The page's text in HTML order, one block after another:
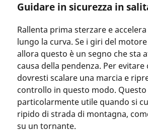
Guidare in sicurezza in
Rallenta prima sterzare e
lungo la curva. Se i giri del
allora questo è un segno che sta
causa della pendenza. Per evitare
dovresti scalare una marcia e
controllo in questo modo.
particolarmente utile quando si
ripido di strada di montagna,
su un tornante.